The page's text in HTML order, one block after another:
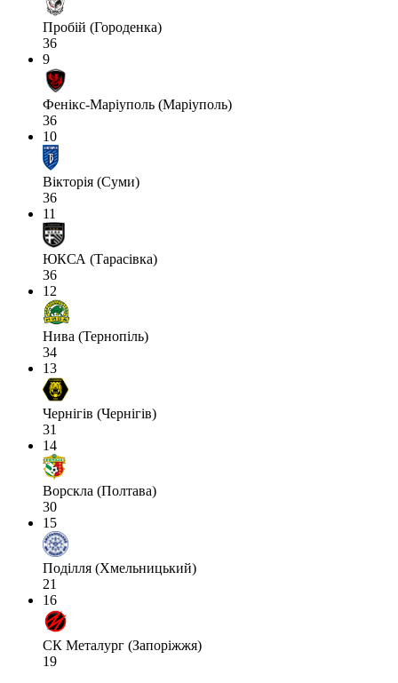
Пробій (Городенка)
36
9
Фенікс-Маріуполь (Маріуполь)
36
10
Вікторія (Суми)
36
11
ЮКСА (Тарасівка)
36
12
Нива (Тернопіль)
34
13
Чернігів (Чернігів)
31
14
Ворскла (Полтава)
30
15
Поділля (Хмельницький)
21
16
СК Металург (Запоріжжя)
19